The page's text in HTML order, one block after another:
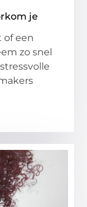
je
of een
zo snel